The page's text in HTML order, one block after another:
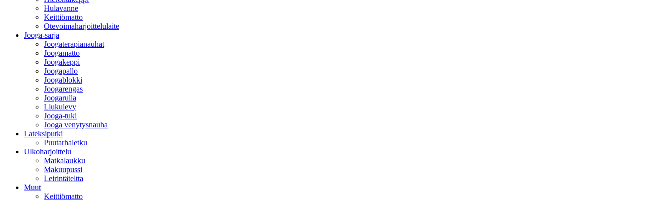
Hulavanne
Keittiömatto
Otevoimaharjoittelulaite
Jooga-sarja
Joogaterapianauhat
Joogamatto
Joogakeppi
Joogapallo
Joogablokki
Joogarengas
Joogarulla
Liukulevy
Jooga-tuki
Jooga venytysnauha
Lateksiputki
Puutarhaletku
Ulkoharjoittelu
Matkalaukku
Makuupussi
Leirintäteltta
Muut
Keittiömatto